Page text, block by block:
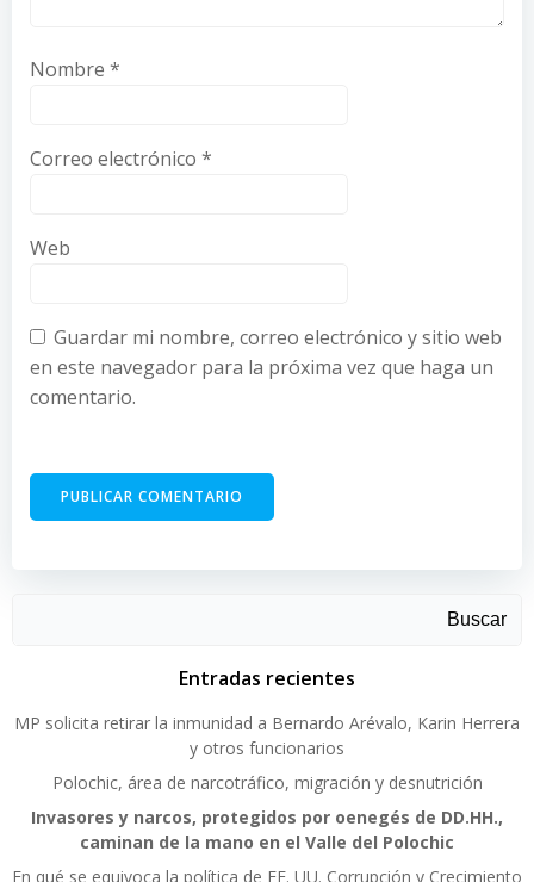
Nombre *
Correo electrónico *
Web
Guardar mi nombre, correo electrónico y sitio web
en este navegador para la próxima vez que haga un
comentario.
Buscar
Entradas recientes
MP solicita retirar la inmunidad a Bernardo Arévalo, Karin Herrera
y otros funcionarios
Polochic, área de narcotráfico, migración y desnutrición
Invasores y narcos, protegidos por oenegés de DD.HH.,
caminan de la mano en el Valle del Polochic
En qué se equivoca la política de EE. UU. Corrupción y Crecimiento